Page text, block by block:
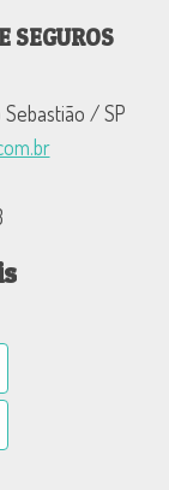
SEGUROS
Sebastião / SP